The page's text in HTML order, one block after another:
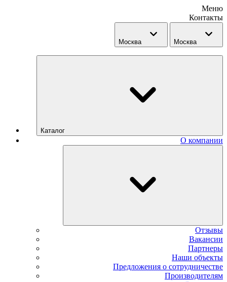
Меню
Контакты
Москва Москва
Каталог
О компании
Отзывы
Вакансии
Партнеры
Наши объекты
Предложения о сотрудничестве
Производителям